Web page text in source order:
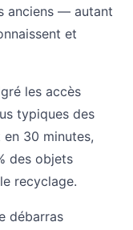
anciens — autant
et
les accès
typiques des
30 minutes,
des objets
recyclage.
débarras